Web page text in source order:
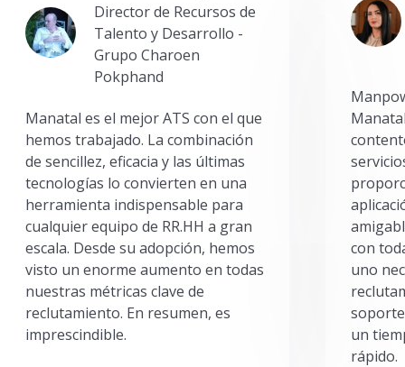
Director de Recursos de
Talento y Desarrollo -
Grupo Charoen
Pokphand
Manatal es el mejor ATS con el que
hemos trabajado. La combinación
de sencillez, eficacia y las últimas
tecnologías lo convierten en una
herramienta indispensable para
cualquier equipo de RR.HH a gran
escala. Desde su adopción, hemos
visto un enorme aumento en todas
nuestras métricas clave de
reclutamiento. En resumen, es
imprescindible.
con
uno
un
rápido.